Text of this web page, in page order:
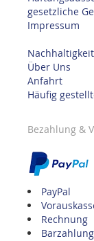
gesetzliche
Impressum
Nachhaltigkeit
Über Uns
Anfahrt
Häufig
Bezahlung &
PayPal
Rechnung